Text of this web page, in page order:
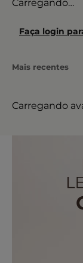
Carregando…
Faça login
Mais recentes
Carregando